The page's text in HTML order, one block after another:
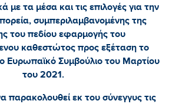
με τα μέσα και τις επιλογές για την
συμπεριλαμβανομένης της
του πεδίου εφαρμογής του
καθεστώτος προς εξέταση το
Ευρωπαϊκό Συμβούλιο του Μαρτίου
του 2021.
παρακολουθεί εκ του σύνεγγυς τις